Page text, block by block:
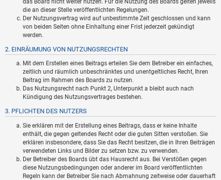
das Board nicht weiter nutzen. Für die Nutzung des Boards gelten jeweils
die an dieser Stelle veröffentlichten Regelungen.
Der Nutzungsvertrag wird auf unbestimmte Zeit geschlossen und kann
von beiden Seiten ohne Einhaltung einer Frist jederzeit gekündigt
werden.
2. EINRÄUMUNG VON NUTZUNGSRECHTEN
Mit dem Erstellen eines Beitrags erteilen Sie dem Betreiber ein einfaches,
zeitlich und räumlich unbeschränktes und unentgeltliches Recht, Ihren
Beitrag im Rahmen des Boards zu nutzen.
Das Nutzungsrecht nach Punkt 2, Unterpunkt a bleibt auch nach
Kündigung des Nutzungsvertrages bestehen.
3. PFLICHTEN DES NUTZERS
Sie erklären mit der Erstellung eines Beitrags, dass er keine Inhalte
enthält, die gegen geltendes Recht oder die guten Sitten verstoßen. Sie
erklären insbesondere, dass Sie das Recht besitzen, die in Ihren Beiträgen
verwendeten Links und Bilder zu setzen bzw. zu verwenden.
Der Betreiber des Boards übt das Hausrecht aus. Bei Verstößen gegen
diese Nutzungsbedingungen oder anderer im Board veröffentlichten
Regeln kann der Betreiber Sie nach Abmahnung zeitweise oder dauerhaft